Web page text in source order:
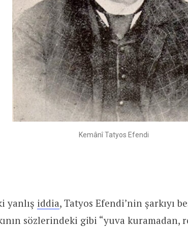
Kemânî Tatyos Efendi
yanlış iddia, Tatyos Efendi’nin şarkıyı
sözlerindeki gibi “yuva kuramadan,